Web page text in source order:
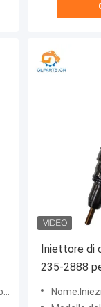
Iniettore di
235-2888
Parti del
Rail